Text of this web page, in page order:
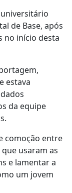
de Base, após
no início desta
estava
da equipe
comoção entre
usaram as
e lamentar a
um jovem